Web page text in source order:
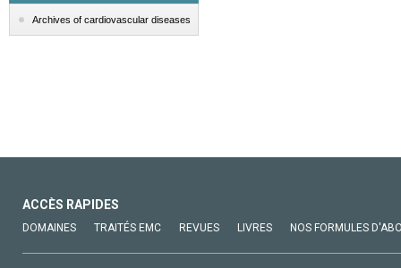
Archives of cardiovascular diseases
ACCÈS RAPIDES
DOMAINES TRAITÉS EMC REVUES LIVRES NOS FORMULES